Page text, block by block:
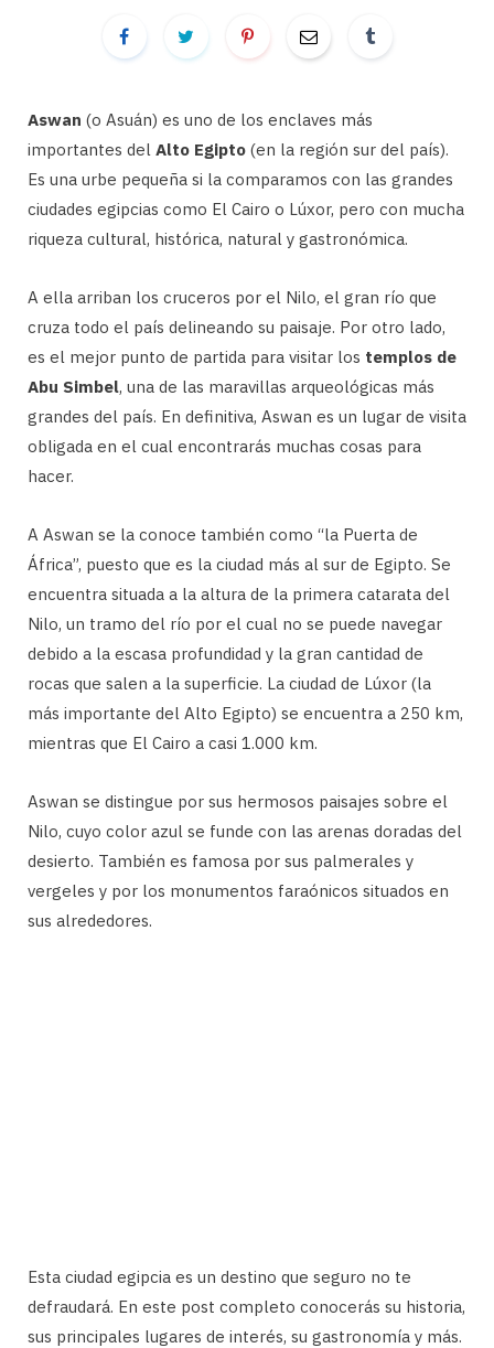
Aswan (o Asuán) es uno de los enclaves más
importantes del Alto Egipto (en la región sur del país).
Es una urbe pequeña si la comparamos con las grandes
ciudades egipcias como El Cairo o Lúxor, pero con mucha
riqueza cultural, histórica, natural y gastronómica.
A ella arriban los cruceros por el Nilo, el gran río que
cruza todo el país delineando su paisaje. Por otro lado,
es el mejor punto de partida para visitar los templos de
Abu Simbel, una de las maravillas arqueológicas más
grandes del país. En definitiva, Aswan es un lugar de visita
obligada en el cual encontrarás muchas cosas para
hacer.
A Aswan se la conoce también como “la Puerta de
África”, puesto que es la ciudad más al sur de Egipto. Se
encuentra situada a la altura de la primera catarata del
Nilo, un tramo del río por el cual no se puede navegar
debido a la escasa profundidad y la gran cantidad de
rocas que salen a la superficie. La ciudad de Lúxor (la
más importante del Alto Egipto) se encuentra a 250 km,
mientras que El Cairo a casi 1.000 km.
Aswan se distingue por sus hermosos paisajes sobre el
Nilo, cuyo color azul se funde con las arenas doradas del
desierto. También es famosa por sus palmerales y
vergeles y por los monumentos faraónicos situados en
sus alrededores.
Esta ciudad egipcia es un destino que seguro no te
defraudará. En este post completo conocerás su historia,
sus principales lugares de interés, su gastronomía y más.